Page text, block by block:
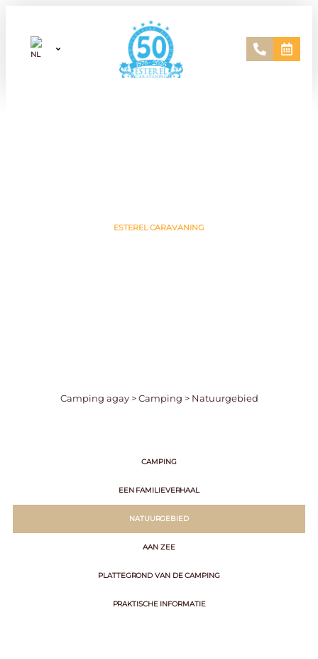
ESTEREL CARAVANING
Camping agay>Camping > Natuurgebied
CAMPING
EEN FAMILIEVERHAAL
NATUURGEBIED
AAN ZEE
PLATTEGROND VAN DE CAMPING
PRAKTISCHE INFORMATIE